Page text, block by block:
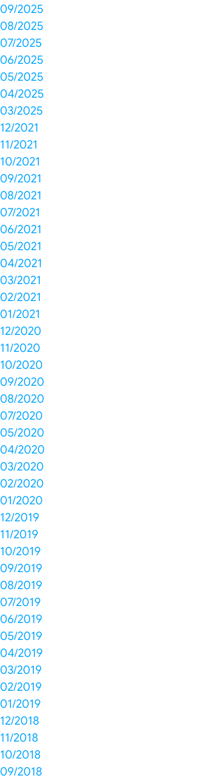
09/2025
08/2025
07/2025
06/2025
05/2025
04/2025
03/2025
12/2021
11/2021
10/2021
09/2021
08/2021
07/2021
06/2021
05/2021
04/2021
03/2021
02/2021
01/2021
12/2020
11/2020
10/2020
09/2020
08/2020
07/2020
05/2020
04/2020
03/2020
02/2020
01/2020
12/2019
11/2019
10/2019
09/2019
08/2019
07/2019
06/2019
05/2019
04/2019
03/2019
02/2019
01/2019
12/2018
11/2018
10/2018
09/2018